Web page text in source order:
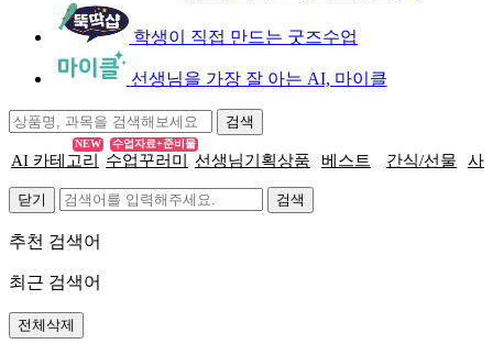
학생이 직접 만드는 굿즈수업
선생님을 가장 잘 아는 AI, 마이클
AI 카테고리
NEW
수업꾸러미
수업자료+준비물
선생님기획상품 베스트 간식/선물 사
닫기
추천 검색어
최근 검색어
전체삭제